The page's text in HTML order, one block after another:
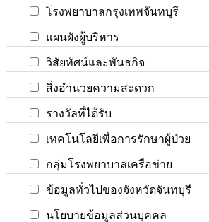
โรงพยาบาลกรุงเทพจันทบุรี
แผนผังผู้บริหาร
วิสัยทัศน์และพันธกิจ
สิ่งอำนวยความสะดวก
รางวัลที่ได้รับ
เทคโนโลยีเพื่อการรักษาผู้ป่วย
กลุ่มโรงพยาบาลเครือข่าย
ข้อมูลทั่วไปของจังหวัดจันทบุรี
นโยบายข้อมูลส่วนบุคคล